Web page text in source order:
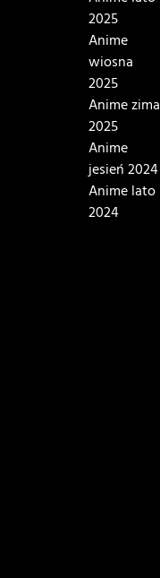
2025
Anime
wiosna
2025
Anime zima
2025
Anime
jesień 2024
Anime lato
2024